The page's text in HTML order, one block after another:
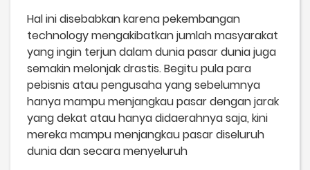
Hal ini disebabkan karena pekembangan
technology mengakibatkan jumlah masyarakat
yang ingin terjun dalam dunia pasar dunia juga
semakin melonjak drastis. Begitu pula para
pebisnis atau pengusaha yang sebelumnya
hanya mampu menjangkau pasar dengan jarak
yang dekat atau hanya didaerahnya saja, kini
mereka mampu menjangkau pasar diseluruh
dunia dan secara menyeluruh